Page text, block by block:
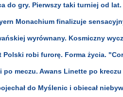
do gry. Pierwszy taki turniej od lat.
Monachium finalizuje
wyrównany. Kosmiczny
Polski robi furorę. Forma życia.
po meczu. Awans Linette po
do Myślenic i obiecał